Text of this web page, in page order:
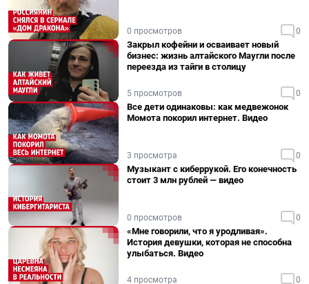
0 просмотров 0
Закрыл кофейни и осваивает новый
бизнес: жизнь алтайского Маугли после
переезда из тайги в столицу
5 просмотров 0
Все дети одинаковы: как медвежонок
Момота покорил интернет. Видео
3 просмотра 0
Музыкант с киберрукой. Его конечность
стоит 3 млн рублей — видео
0 просмотров 0
«Мне говорили, что я уродливая».
История девушки, которая не способна
улыбаться. Видео
4 просмотра 0